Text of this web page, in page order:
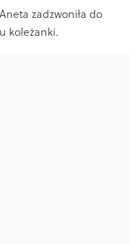
zadzwoniła do
koleżanki.